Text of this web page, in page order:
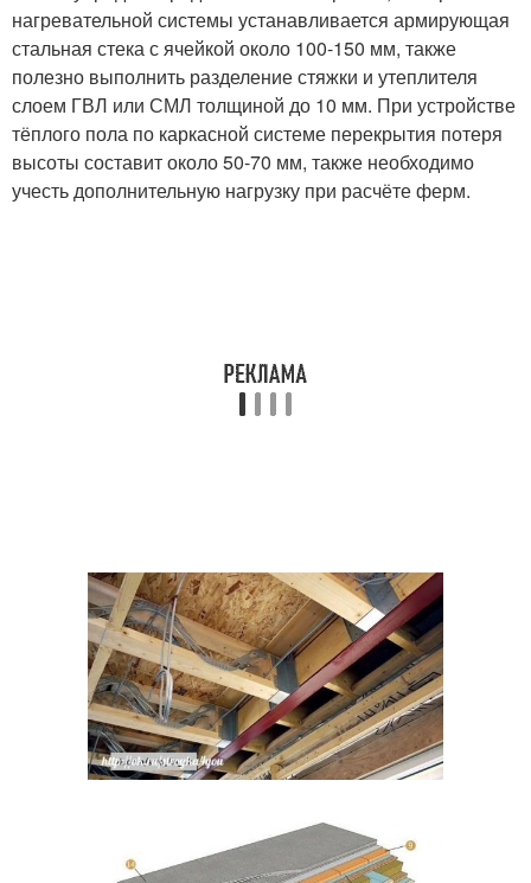
нагревательной системы устанавливается армирующая
стальная стека с ячейкой около 100-150 мм, также
полезно выполнить разделение стяжки и утеплителя
слоем ГВЛ или СМЛ толщиной до 10 мм. При устройстве
тёплого пола по каркасной системе перекрытия потеря
высоты составит около 50-70 мм, также необходимо
учесть дополнительную нагрузку при расчёте ферм.